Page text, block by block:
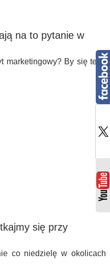
na to pytanie w
marketingowy? By się tego
się przy
co niedzielę w okolicach